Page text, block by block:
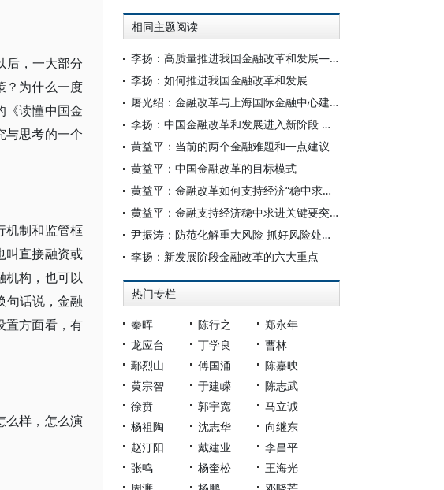
后，一大部分
？为什么一度
《读懂中国金
与思考的一个
机制和监管框
叫直接融资或
机构，也可以
句话说，金融
置方面看，有
么样，怎么演
相同主题阅读
李扬：高质量推进我国金融改革和发展——学习“十五五”金融改革规划体会
李扬：如何推进我国金融改革和发展
屠光绍：金融改革与上海国际金融中心建设
李扬：中国金融改革和发展进入新阶段 —— 学习党的二十大报告的初步体会
黄益平：当前的两个金融难题和一点建议
黄益平：中国金融改革的目标模式
黄益平：金融改革如何支持经济“稳中求进”？
黄益平：金融支持经济稳中求进关键要突破两大挑战
尹振涛：防范化解重大风险 抓好风险处置工作
李扬：新发展阶段金融改革的六大重点
热门专栏
秦晖 陈行之
郑永年
龙应台
丁学良
曹林
鄢烈山
傅国涌
陈嘉映
黄宗智
于建嵘
陈志武
徐贲
郭宇宽
马立诚
杨祖陶
沈志华
向继东
赵汀阳
戴建业
李昌平
张鸣
杨奎松
王海光